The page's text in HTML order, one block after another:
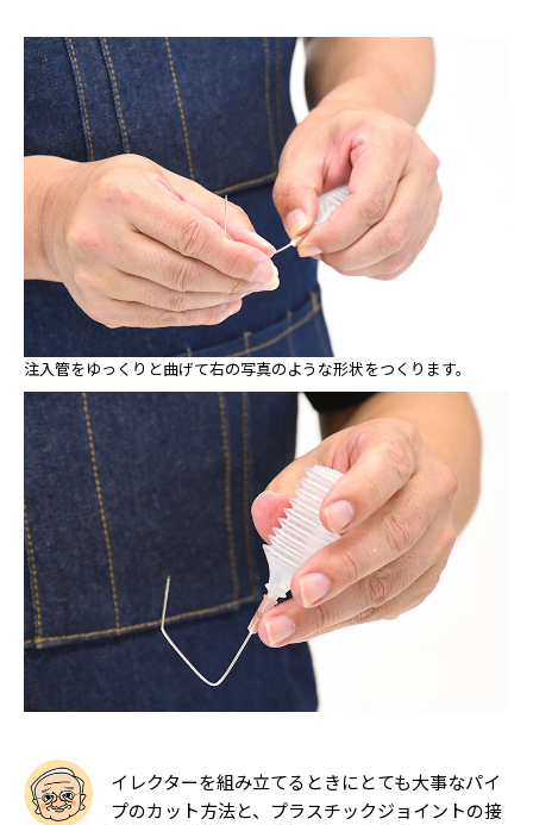
注入管をゆっくりと曲げて右の写真のような形状をつくります。
イレクターを組み立てるときにとても大事なパイ
プのカット方法と、プラスチックジョイントの接